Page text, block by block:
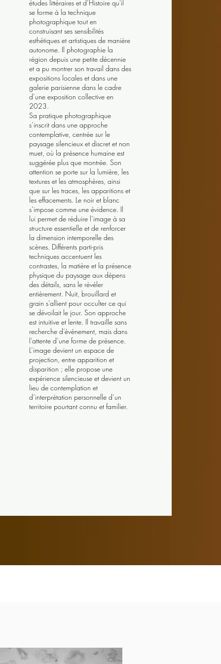
études littéraires et d’Histoire qu'il
se forme à la technique
photographique tout en
construisant ses sensibilités
esthétiques et artistiques de manière
autonome. Il photographie la
région depuis une petite décennie
et a pu montrer son travail dans des
expositions locales et dans une
galerie parisienne dans le cadre
d’une exposition collective en
2023.
Sa pratique photographique
s’inscrit dans une approche
contemplative, centrée sur le
paysage silencieux et discret et non
muet, où la présence humaine est
suggérée plus que montrée. Son
attention se porte sur la lumière, les
textures et les atmosphères, ainsi
que sur les traces, les apparitions et
les effacements. Le noir et blanc
s’impose comme une évidence. Il
lui permet de réduire l’image à sa
structure essentielle et de renforcer
la dimension intemporelle des
scènes. Différents parti-pris
techniques accentuent les
contrastes, la matière et la présence
physique du paysage aux dépens
des détails, sans le révéler
entièrement. Nuit, brouillard et
grain s’allient pour occulter ce qui
se dévoilait le jour. Son approche
est intuitive et lente. Il travaille sans
recherche d’événement, mais dans
l’attente d’une forme de présence.
L’image devient un espace de
projection, entre apparition et
disparition ; elle propose une
expérience silencieuse et devient un
lieu de contemplation et
d’interprétation personnelle d’un
territoire pourtant connu et familier.